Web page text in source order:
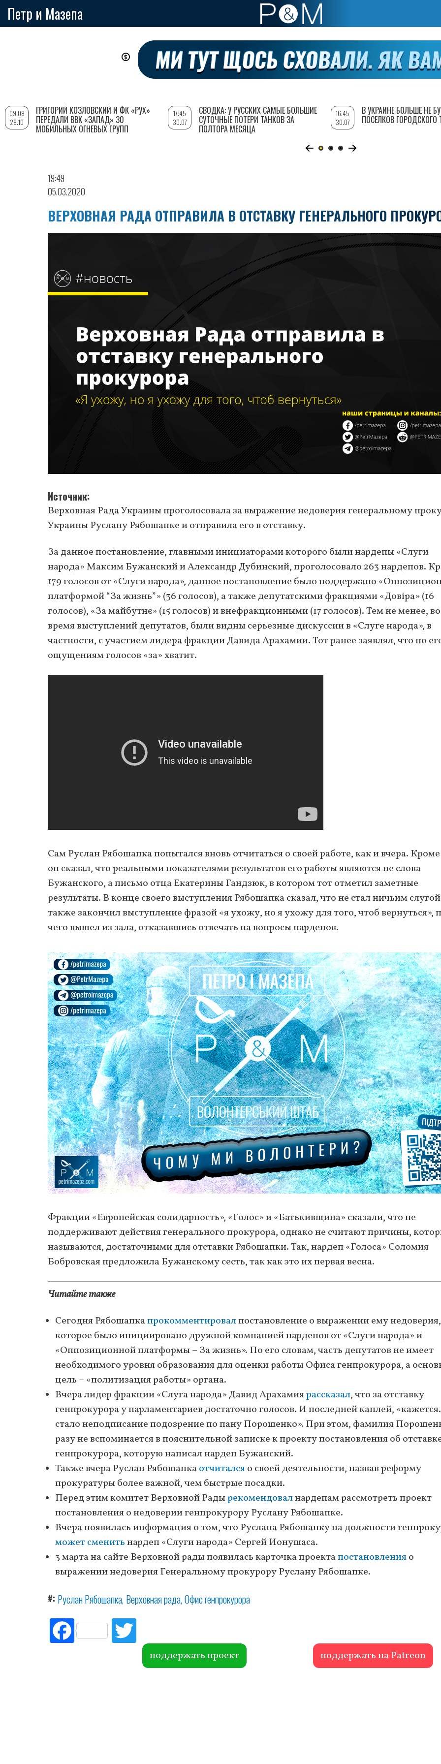
Петр и Мазепа
19:49
05.03.2020
ВЕРХОВНАЯ РАДА ОТПРАВИЛА В ОТСТАВКУ ГЕНЕРАЛЬНОГО
Источник
Верховная Рада Украины проголосовала за выражение недоверия генеральному
Украины Руслану Рябошапке и отправила его в отставку.
За данное постановление, главными инициаторами которого были нардепы «Слуги
народа» Максим Бужанский и Александр Дубинский, проголосовало 263 нардепов.
179 голосов от «Слуги народа», данное постановление было поддержано
платформой “За жизнь”» (36 голосов), а также депутатскими фракциями «Довіра» (16
голосов), «За майбутнє» (15 голосов) и внефракционными (17 голосов). Тем не менее, во
время выступлений депутатов, были видны серьезные дискуссии в «Слуге народа», в
частности, с участием лидера фракции Давида Арахамии. Тот ранее заявлял, что по
ощущениям голосов «за» хватит.
Сам Руслан Рябошапка попытался вновь отчитаться о своей работе, как и вчера.
он сказал, что реальными показателями результатов его работы являются не слова
Бужанского, а письмо отца Екатерины Гандзюк, в котором тот отметил заметные
результаты. В конце своего выступления Рябошапка сказал, что не стал ничьим
также закончил выступление фразой «я ухожу, но я ухожу для того, чтоб вернуться»,
чего вышел из зала, отказавшись отвечать на вопросы нардепов.
Фракции «Европейская солидарность», «Голос» и «Батькивщина» сказали, что не
поддерживают действия генерального прокурора, однако не считают причины,
называются, достаточными для отставки Рябошапки. Так, нардеп «Голоса» Соломия
Бобровская предложила Бужанскому сесть, так как это их первая весна.
Читайте также
Сегодня Рябошапкапрокомментировалпостановление о выражении ему недоверия,
которое было инициировано дружной компанией нардепов от «Слуги народа» и
«Оппозиционной платформы – За жизнь». По его словам, часть депутатов не имеет
необходимого уровня образования для оценки работы Офиса генпрокурора, а
цель – «политизация работы» органа.
Вчера лидер фракции «Слуга народа» Давид Арахамиярассказал, что за отставку
генпрокурора у парламентариев достаточно голосов. И последней каплей,
стало неподписание подозрение по пану Порошенко». При этом, фамилия
разу не вспоминается в пояснительной записке к проекту постановления об
генпрокурора, которую написал нардеп Бужанский.
Также вчера Руслан Рябошапкаотчиталсяо своей деятельности, назвав реформу
прокуратуры более важной, чем быстрые посадки.
Перед этим комитет Верховной Радырекомендовалнардепам рассмотреть проект
постановления о недоверии генпрокурору Руслану Рябошапке.
Вчера появилась информация о том, что Руслана Рябошапку на должности
может сменитьнардеп «Слуги народа» Сергей Ионушаса.
3 марта на сайте Верховной рады появилась карточка проектапостановленияо
выражении недоверия Генеральному прокурору Руслану Рябошапке.
# Руслан Рябошапка Верховная рада Офис генпрокурора
Fac
ebo itte
r поддержать проект поддержать на Patreon
09:08
28.10
ГРИГОРИЙ КОЗЛОВСКИЙ И ФК «РУХ»
ПЕРЕДАЛИ ВВК «ЗАПАД» 30
МОБИЛЬНЫХ ОГНЕВЫХ ГРУПП
17:45
30.07
СВОДКА: У РУССКИХ САМЫЕ БОЛЬШИЕ
СУТОЧНЫЕ ПОТЕРИ ТАНКОВ ЗА
ПОЛТОРА МЕСЯЦА
16:45
30.07
В УКРАИНЕ БОЛЬШЕ НЕ
ПОСЕЛКОВ ГОРОДСКОГО